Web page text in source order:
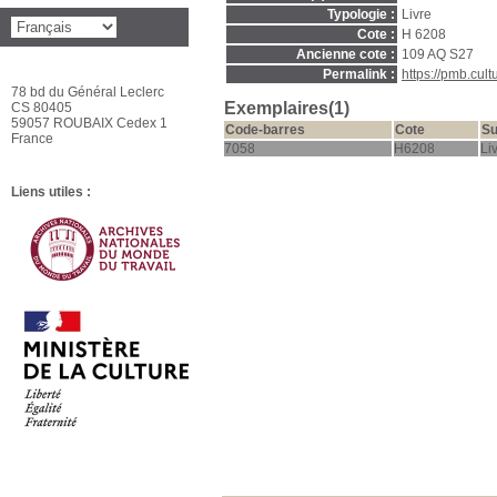
Typologie :
Livre
Cote :
H 6208
Ancienne cote : 109 AQ S27
Permalink :
https://
Exemplaires(1)
Code-barres Cote
7058
H6208
78 bd du Général Leclerc
CS 80405
59057 ROUBAIX Cedex 1
France
Liens utiles :